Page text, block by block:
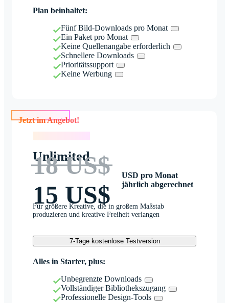
Plan beinhaltet:
Fünf Bild-Downloads pro Monat
Ein Paket pro Monat
Keine Quellenangabe erforderlich
Schnellere Downloads
Prioritätssupport
Keine Werbung
Jetzt im Angebot!
Unlimited
18 US$
15 US$
USD pro Monat
jährlich abgerechnet
Für größere Kreative, die in großem Maßstab
produzieren und kreative Freiheit verlangen
7-Tage kostenlose Testversion
Alles in Starter, plus:
Unbegrenzte Downloads
Vollständiger Bibliothekszugang
Professionelle Design-Tools